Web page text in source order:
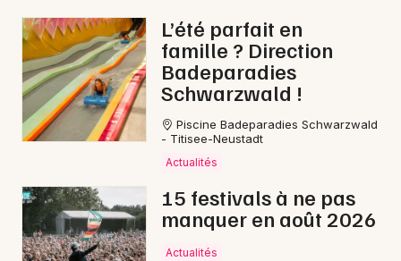
Sports
Soirées
Sorties famille
Sorties & loisirs
Nuit des Musées dans l' Aube
Paris
Strasbourg
Toulouse
Toutes les villes
L’été parfait en
famille ? Direction
Badeparadies
Schwarzwald !
Piscine Badeparadies Schwarzwald
- Titisee-Neustadt
Actualités
15 festivals à ne pas
manquer en août 2026
Actualités